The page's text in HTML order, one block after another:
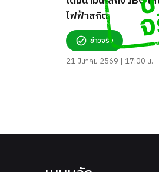
ไฟฟ้าสถิต
ข่าวจริง
21 มีนาคม 2569 | 17:00 น.